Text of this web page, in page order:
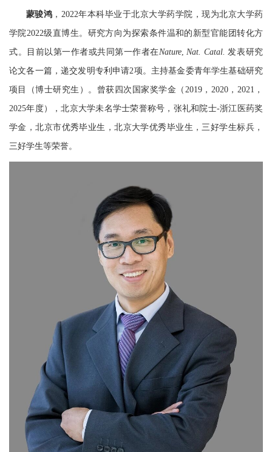
蒙骏鸿 ，2022年本科毕业于北京大学药学院，现为北京大学药
学院2022级直博生。研究方向为探索条件温和的新型官能团转化方
式。目前以第一作者或共同第一作者在Nature, Nat. Catal. 发表研究
论文各一篇，递交发明专利申请2项。主持基金委青年学生基础研究
项目（博士研究生）。曾获四次国家奖学金（2019， 2020， 2021 ，
2025年度），北京大学未名学士荣誉称号，张礼和院士-浙江医药奖
学金，北京市优秀毕业生，北京大学优秀毕业生，三好学生标兵，
三好学生等荣誉。